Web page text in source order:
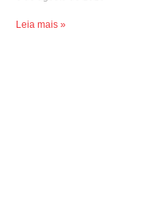
Leia mais »